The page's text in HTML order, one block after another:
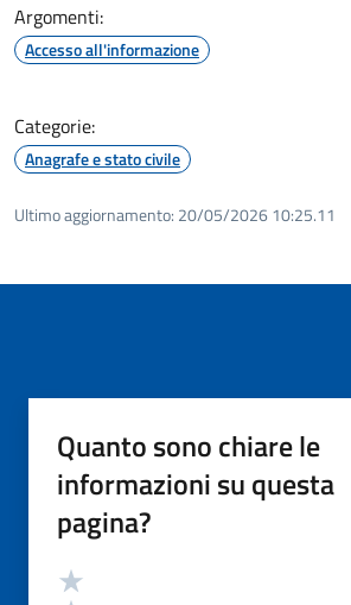
Argomenti:
Accesso all'informazione
Categorie:
Anagrafe e stato civile
Ultimo aggiornamento: 20/05/2026 10:25.11
Quanto sono chiare le
informazioni su questa
pagina?
Valutazione